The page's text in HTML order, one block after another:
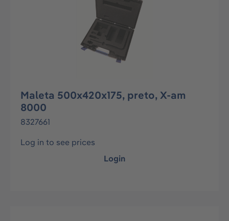
Maleta 500x420x175, preto, X-am
8000
8327661
Log in to see prices
Login